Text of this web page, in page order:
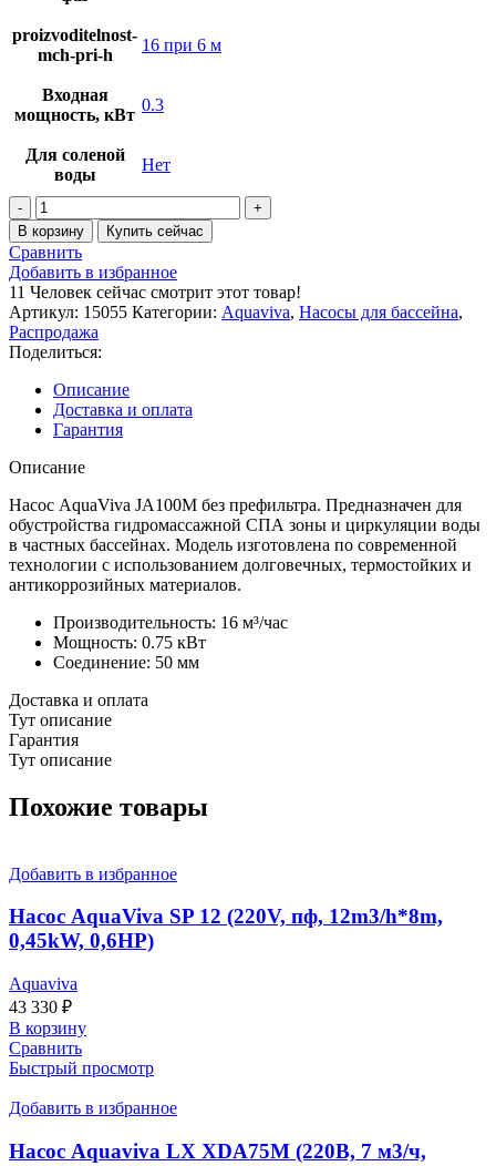
proizvoditelnost-
mch-pri-h
16 при 6 м
Входная
мощность, кВт
0.3
Для соленой
воды
Нет
Количество
товара
Насос
Aquaviva
JA100M
(220В,
16
м3/
ч,
1HP)
В корзину Купить сейчас
Сравнить
Добавить в избранное
11 Человек сейчас смотрит этот товар!
Артикул: 15055 Категории: Aquaviva, Насосы для бассейна,
Распродажа
Поделиться:
Описание
Доставка и оплата
Гарантия
Описание
Насос AquaViva JA100M без префильтра. Предназначен для
обустройства гидромассажной СПА зоны и циркуляции воды
в частных бассейнах. Модель изготовлена по современной
технологии с использованием долговечных, термостойких и
антикоррозийных материалов.
Производительность: 16 м³/час
Мощность: 0.75 кВт
Соединение: 50 мм
Доставка и оплата
Тут описание
Гарантия
Тут описание
Похожие товары
Добавить в избранное
Насос AquaViva SP 12 (220V, пф, 12m3/h*8m,
0,45kW, 0,6HP)
Aquaviva
43 330 ₽
В корзину
Сравнить
Быстрый просмотр
Добавить в избранное
Насос Aquaviva LX XDA75M (220В, 7 м3/ч,